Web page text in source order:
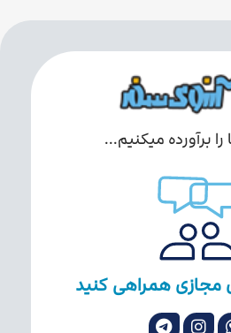
برآورده میکنیم...
مجازی همراهی کنید